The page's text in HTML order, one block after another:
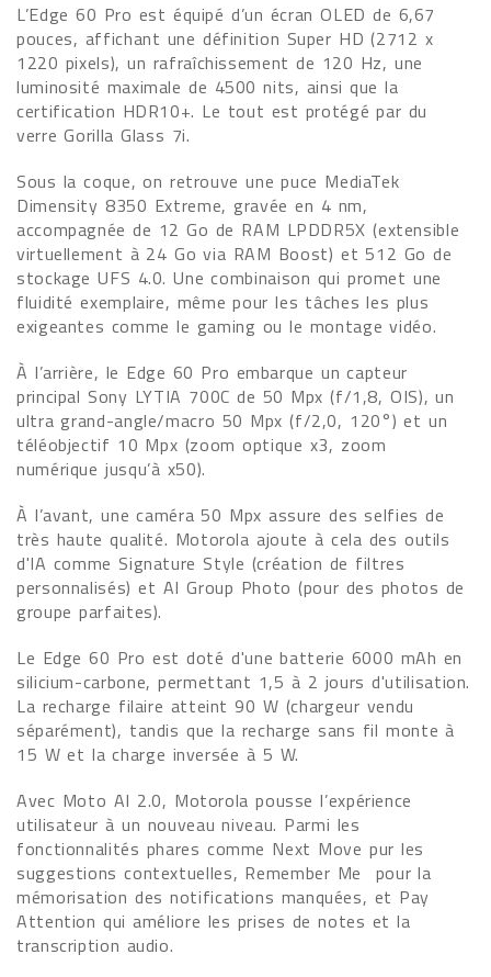
L’Edge 60 Pro est équipé d’un écran OLED de 6,67
pouces, affichant une définition Super HD (2712 x
1220 pixels), un rafraîchissement de 120 Hz, une
luminosité maximale de 4500 nits, ainsi que la
certification HDR10+. Le tout est protégé par du
verre Gorilla Glass 7i.
Sous la coque, on retrouve une puce MediaTek
Dimensity 8350 Extreme, gravée en 4 nm,
accompagnée de 12 Go de RAM LPDDR5X (extensible
virtuellement à 24 Go via RAM Boost) et 512 Go de
stockage UFS 4.0. Une combinaison qui promet une
fluidité exemplaire, même pour les tâches les plus
exigeantes comme le gaming ou le montage vidéo.
À l’arrière, le Edge 60 Pro embarque un capteur
principal Sony LYTIA 700C de 50 Mpx (f/1,8, OIS), un
ultra grand-angle/macro 50 Mpx (f/2,0, 120°) et un
téléobjectif 10 Mpx (zoom optique x3, zoom
numérique jusqu’à x50).
À l’avant, une caméra 50 Mpx assure des selfies de
très haute qualité. Motorola ajoute à cela des outils
d'IA comme Signature Style (création de filtres
personnalisés) et AI Group Photo (pour des photos de
groupe parfaites).
Le Edge 60 Pro est doté d'une batterie 6000 mAh en
silicium-carbone, permettant 1,5 à 2 jours d'utilisation.
La recharge filaire atteint 90 W (chargeur vendu
séparément), tandis que la recharge sans fil monte à
15 W et la charge inversée à 5 W.
Avec Moto AI 2.0, Motorola pousse l’expérience
utilisateur à un nouveau niveau. Parmi les
fonctionnalités phares comme Next Move pur les
suggestions contextuelles, Remember Me pour la
mémorisation des notifications manquées, et Pay
Attention qui améliore les prises de notes et la
transcription audio.